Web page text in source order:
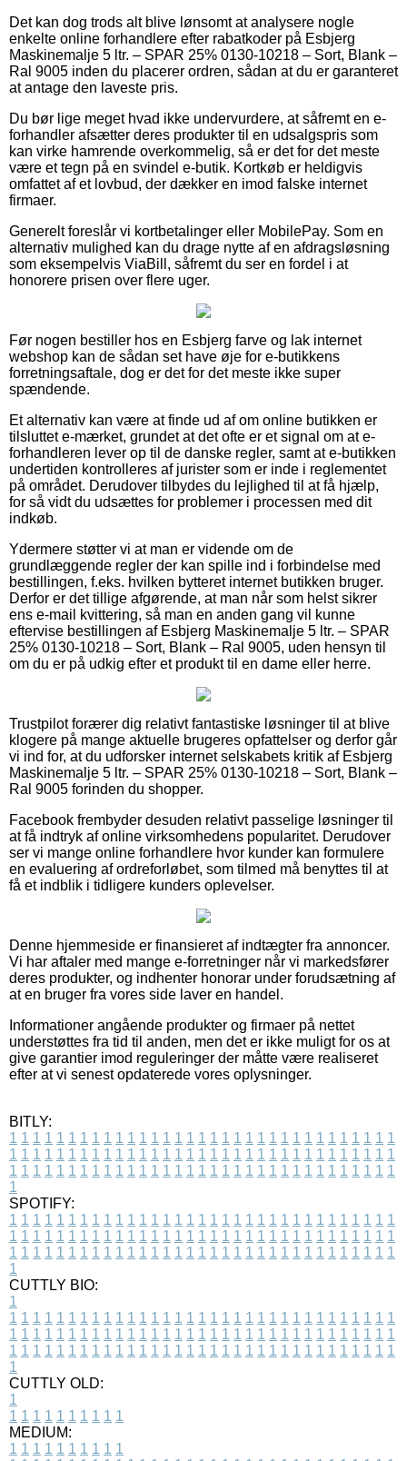
Det kan dog trods alt blive lønsomt at analysere nogle
enkelte online forhandlere efter rabatkoder på Esbjerg
Maskinemalje 5 ltr. – SPAR 25% 0130-10218 – Sort, Blank –
Ral 9005 inden du placerer ordren, sådan at du er garanteret
at antage den laveste pris.
Du bør lige meget hvad ikke undervurdere, at såfremt en e-
forhandler afsætter deres produkter til en udsalgspris som
kan virke hamrende overkommelig, så er det for det meste
være et tegn på en svindel e-butik. Kortkøb er heldigvis
omfattet af et lovbud, der dækker en imod falske internet
firmaer.
Generelt foreslår vi kortbetalinger eller MobilePay. Som en
alternativ mulighed kan du drage nytte af en afdragsløsning
som eksempelvis ViaBill, såfremt du ser en fordel i at
honorere prisen over flere uger.
Før nogen bestiller hos en Esbjerg farve og lak internet
webshop kan de sådan set have øje for e-butikkens
forretningsaftale, dog er det for det meste ikke super
spændende.
Et alternativ kan være at finde ud af om online butikken er
tilsluttet e-mærket, grundet at det ofte er et signal om at e-
forhandleren lever op til de danske regler, samt at e-butikken
undertiden kontrolleres af jurister som er inde i reglementet
på området. Derudover tilbydes du lejlighed til at få hjælp,
for så vidt du udsættes for problemer i processen med dit
indkøb.
Ydermere støtter vi at man er vidende om de
grundlæggende regler der kan spille ind i forbindelse med
bestillingen, f.eks. hvilken bytteret internet butikken bruger.
Derfor er det tillige afgørende, at man når som helst sikrer
ens e-mail kvittering, så man en anden gang vil kunne
eftervise bestillingen af Esbjerg Maskinemalje 5 ltr. – SPAR
25% 0130-10218 – Sort, Blank – Ral 9005, uden hensyn til
om du er på udkig efter et produkt til en dame eller herre.
Trustpilot forærer dig relativt fantastiske løsninger til at blive
klogere på mange aktuelle brugeres opfattelser og derfor går
vi ind for, at du udforsker internet selskabets kritik af Esbjerg
Maskinemalje 5 ltr. – SPAR 25% 0130-10218 – Sort, Blank –
Ral 9005 forinden du shopper.
Facebook frembyder desuden relativt passelige løsninger til
at få indtryk af online virksomhedens popularitet. Derudover
ser vi mange online forhandlere hvor kunder kan formulere
en evaluering af ordreforløbet, som tilmed må benyttes til at
få et indblik i tidligere kunders oplevelser.
Denne hjemmeside er finansieret af indtægter fra annoncer.
Vi har aftaler med mange e-forretninger når vi markedsfører
deres produkter, og indhenter honorar under forudsætning af
at en bruger fra vores side laver en handel.
Informationer angående produkter og firmaer på nettet
understøttes fra tid til anden, men det er ikke muligt for os at
give garantier imod reguleringer der måtte være realiseret
efter at vi senest opdaterede vores oplysninger.
BITLY:
1 1 1 1 1 1 1 1 1 1 1 1 1 1 1 1 1 1 1 1 1 1 1 1 1 1 1 1 1 1 1 1 1
1 1 1 1 1 1 1 1 1 1 1 1 1 1 1 1 1 1 1 1 1 1 1 1 1 1 1 1 1 1 1 1 1
1 1 1 1 1 1 1 1 1 1 1 1 1 1 1 1 1 1 1 1 1 1 1 1 1 1 1 1 1 1 1 1 1
1
SPOTIFY:
1 1 1 1 1 1 1 1 1 1 1 1 1 1 1 1 1 1 1 1 1 1 1 1 1 1 1 1 1 1 1 1 1
1 1 1 1 1 1 1 1 1 1 1 1 1 1 1 1 1 1 1 1 1 1 1 1 1 1 1 1 1 1 1 1 1
1 1 1 1 1 1 1 1 1 1 1 1 1 1 1 1 1 1 1 1 1 1 1 1 1 1 1 1 1 1 1 1 1
1
CUTTLY BIO:
1
1 1 1 1 1 1 1 1 1 1 1 1 1 1 1 1 1 1 1 1 1 1 1 1 1 1 1 1 1 1 1 1 1
1 1 1 1 1 1 1 1 1 1 1 1 1 1 1 1 1 1 1 1 1 1 1 1 1 1 1 1 1 1 1 1 1
1 1 1 1 1 1 1 1 1 1 1 1 1 1 1 1 1 1 1 1 1 1 1 1 1 1 1 1 1 1 1 1 1
1
CUTTLY OLD:
1
1 1 1 1 1 1 1 1 1 1
MEDIUM:
1 1 1 1 1 1 1 1 1 1